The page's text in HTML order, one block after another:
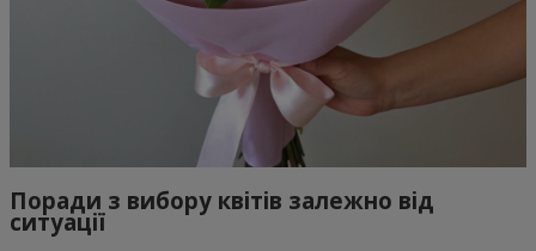
Поради з вибору квітів залежно від
ситуації